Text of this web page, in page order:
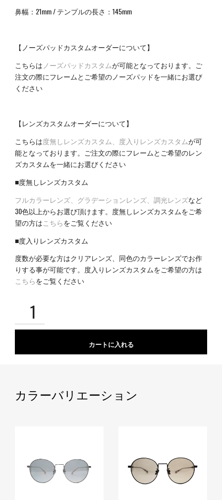
鼻幅： 21mm /テンプルの長さ： 145mm
【ノーズパッドカスタムオーダーについて】
こちらは ノーズパッドカスタムが可能となっております。ご
注文の際にフレームとご希望のノーズパッドを一緒にお選び
ください
【レンズカスタムオーダーについて】
こちらは度無しレンズカスタム、 度入りレンズカスタムが可
能となっております。ご注文の際にフレームとご希望のレン
ズカスタムを一緒にお選びください
■度無しレンズカスタム
フルカラーレンズ
グラデーションレンズ 調光レンズなど
30色以上からお選び頂けます。度無しレンズカスタムをご希
望の方はこちらをご覧ください
■度入りレンズカスタム
度数が必要な方はクリアレンズ、同色のカラーレンズでお作
りする事が可能です。度入りレンズカスタムをご希望の方は
こちらをご覧ください
カートに入れる
カラーバリエーション